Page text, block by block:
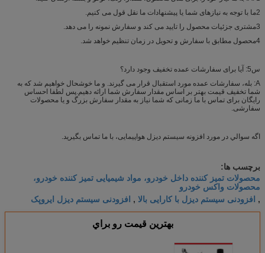
2ما با توجه به نیازهای شما یا پیشنهادات ما نقل قول می کنیم.
3مشتری جزئیات محصول را تایید می کند و سفارش نمونه را می دهد.
4محصول مطابق با سفارش و تحویل در زمان تنظیم خواهد شد.
س5: آیا برای سفارشات عمده تخفیف وجود دارد؟
A: بله، سفارشات عمده مورد استقبال قرار می گیرند. و ما خوشحال خواهیم شد که به
شما تخفیف قیمت بهتر بر اساس مقدار سفارش شما ارائه دهیم.پس لطفا احساس
رایگان برای تماس با ما زمانی که شما نیاز به مقدار سفارش بزرگ و یا محصولات
سفارشی.
اگه سوالي در مورد افزونه سیستم دیزل هواپیمایی، با ما تماس بگیرید.
برچسب ها:
محصولات تمیز کننده داخل خودرو، مواد شیمیایی تمیز کننده خودرو،
محصولات واکس خودرو
, افزودنی سیستم دیزل با کارایی بالا , افزودنی سیستم دیزل ایروپک
بهترين قيمت رو براي